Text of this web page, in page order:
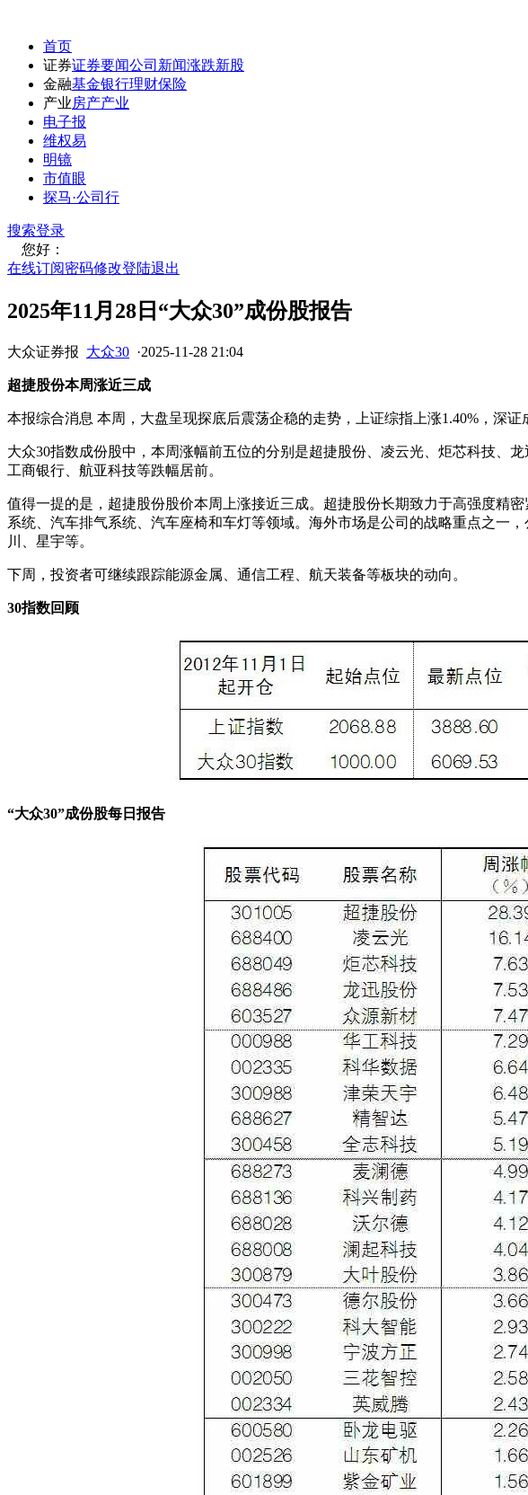
首页
证券证券要闻公司新闻涨跌新股
金融基金银行理财保险
产业房产产业
电子报
维权易
明镜
市值眼
探马·公司行
搜索登录
您好：
在线订阅密码修改登陆退出
2025年11月28日“大众30”成份股报告
大众证券报 大众30 ·2025-11-28 21:04
超捷股份本周涨近三成
本报综合消息 本周，大盘呈现探底后震荡企稳的走势，上证综指上涨1.40%，深证
大众30指数成份股中，本周涨幅前五位的分别是超捷股份、凌云光、炬芯科技、
工商银行、航亚科技等跌幅居前。
值得一提的是，超捷股份股价本周上涨接近三成。超捷股份长期致力于高强度精
系统、汽车排气系统、汽车座椅和车灯等领域。海外市场是公司的战略重点之一
川、星宇等。
下周，投资者可继续跟踪能源金属、通信工程、航天装备等板块的动向。
30指数回顾
“大众30”成份股每日报告